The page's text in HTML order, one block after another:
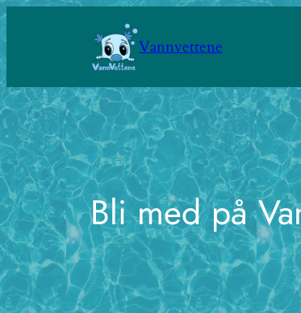
Hopp
til
innhold
Vannvettene
Bli med på